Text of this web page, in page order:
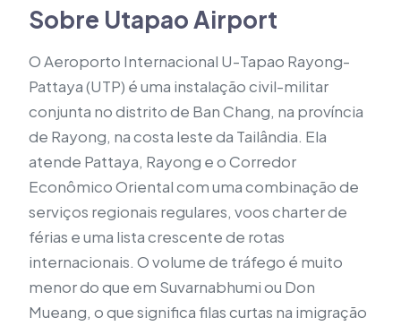
Sobre Utapao Airport
O Aeroporto Internacional U-Tapao Rayong-
Pattaya (UTP) é uma instalação civil-militar
conjunta no distrito de Ban Chang, na província
de Rayong, na costa leste da Tailândia. Ela
atende Pattaya, Rayong e o Corredor
Econômico Oriental com uma combinação de
serviços regionais regulares, voos charter de
férias e uma lista crescente de rotas
internacionais. O volume de tráfego é muito
menor do que em Suvarnabhumi ou Don
Mueang, o que significa filas curtas na imigração